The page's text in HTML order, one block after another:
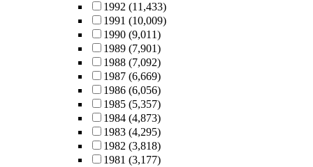
1992 (11,433)
1991 (10,009)
1990 (9,011)
1989 (7,901)
1988 (7,092)
1987 (6,669)
1986 (6,056)
1985 (5,357)
1984 (4,873)
1983 (4,295)
1982 (3,818)
1981 (3,177)